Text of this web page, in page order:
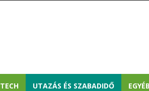
TECH UTAZÁS ÉS SZABADIDŐ EGYÉB